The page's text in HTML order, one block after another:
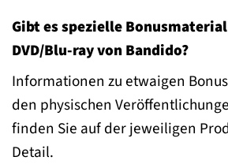
Gibt es spezielle
DVD/Blu-ray von Bandido?
Informationen zu etwaigen
den physischen
finden Sie auf der jeweiligen
Detail.